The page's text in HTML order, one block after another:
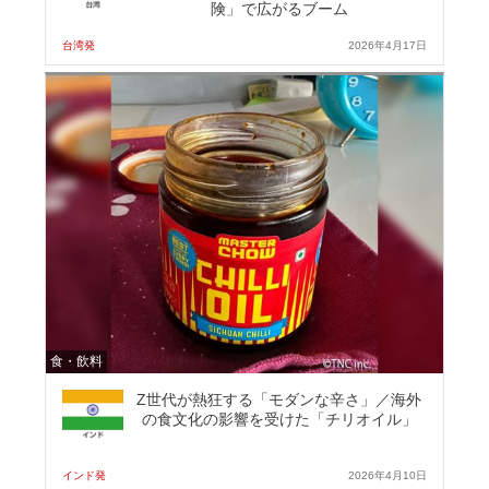
険」で広がるブーム
台湾発 2026年4月17日
食・飲料
Z世代が熱狂する「モダンな辛さ」／海外
の食文化の影響を受けた「チリオイル」
インド発 2026年4月10日